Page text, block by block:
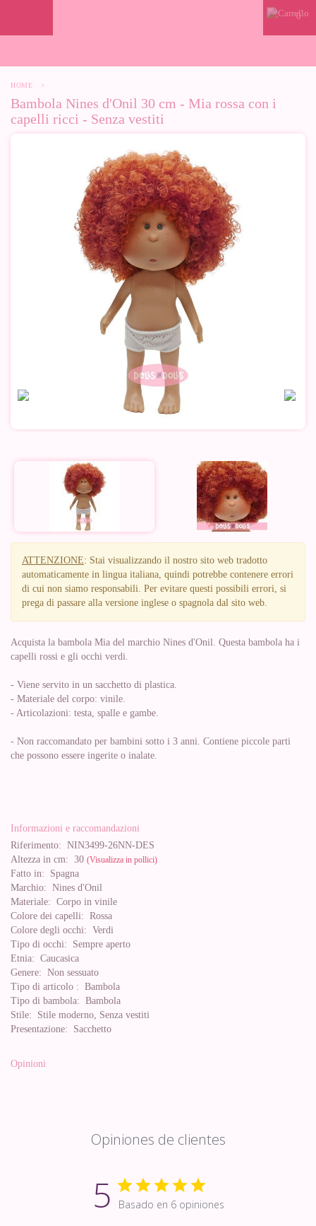
0
HOME >
Bambola Nines d'Onil 30 cm - Mia rossa con i
capelli ricci - Senza vestiti
ATTENZIONE: Stai visualizzando il nostro sito web tradotto
automaticamente in lingua italiana, quindi potrebbe contenere errori
di cui non siamo responsabili. Per evitare questi possibili errori, si
prega di passare alla versione inglese o spagnola dal sito web.
Acquista la bambola Mia del marchio Nines d'Onil. Questa bambola ha i
capelli rossi e gli occhi verdi.
- Viene servito in un sacchetto di plastica.
- Materiale del corpo: vinile.
- Articolazioni: testa, spalle e gambe.
- Non raccomandato per bambini sotto i 3 anni. Contiene piccole parti
che possono essere ingerite o inalate.
Informazioni e raccomandazioni
Riferimento: NIN3499-26NN-DES
Altezza in cm: 30 (Visualizza in pollici)
Fatto in: Spagna
Marchio: Nines d'Onil
Materiale: Corpo in vinile
Colore dei capelli: Rossa
Colore degli occhi: Verdi
Tipo di occhi: Sempre aperto
Etnia: Caucasica
Genere: Non sessuato
Tipo di articolo : Bambola
Tipo di bambola: Bambola
Stile: Stile moderno, Senza vestiti
Presentazione: Sacchetto
Opinioni
Opiniones de clientes
5 Basado en 6 opiniones